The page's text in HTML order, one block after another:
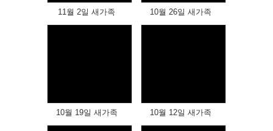
11월 2일 새가족 10월 26일 새가족
10월 19일 새가족 10월 12일 새가족